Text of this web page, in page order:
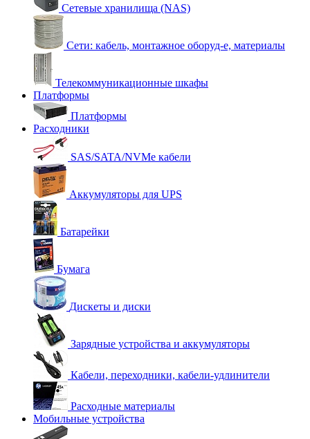
Сетевые хранилища (NAS)
Сети: кабель, монтажное оборуд-е, материалы
Телекоммуникационные шкафы
Платформы
Платформы
Расходники
SAS/SATA/NVMe кабели
Аккумуляторы для UPS
Батарейки
Бумага
Дискеты и диски
Зарядные устройства и аккумуляторы
Кабели, переходники, кабели-удлинители
Расходные материалы
Мобильные устройства